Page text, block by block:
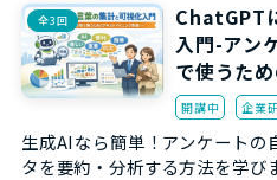
全3回
ChatGPT
入門-アン
で使うた
践-
開講中 企業
生成AIなら簡単！アンケートの
タを要約・分析する方法を学び